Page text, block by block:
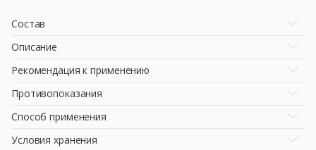
Состав
Описание
Рекомендация к применению
Противопоказания
Способ применения
Условия хранения